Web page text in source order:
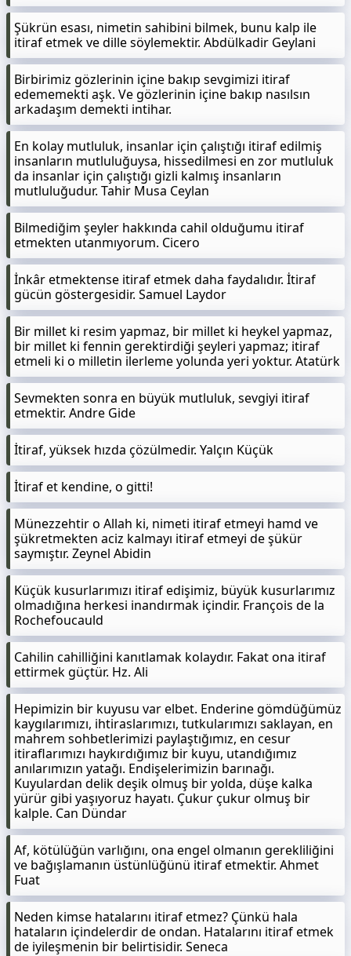
Şükrün esası, nimetin sahibini bilmek, bunu kalp ile
itiraf etmek ve dille söylemektir. Abdülkadir Geylani
Birbirimiz gözlerinin içine bakıp sevgimizi itiraf
edememekti aşk. Ve gözlerinin içine bakıp nasılsın
arkadaşım demekti intihar.
En kolay mutluluk, insanlar için çalıştığı itiraf edilmiş
insanların mutluluğuysa, hissedilmesi en zor mutluluk
da insanlar için çalıştığı gizli kalmış insanların
mutluluğudur. Tahir Musa Ceylan
Bilmediğim şeyler hakkında cahil olduğumu itiraf
etmekten utanmıyorum. Cicero
İnkâr etmektense itiraf etmek daha faydalıdır. İtiraf
gücün göstergesidir. Samuel Laydor
Bir millet ki resim yapmaz, bir millet ki heykel yapmaz,
bir millet ki fennin gerektirdiği şeyleri yapmaz; itiraf
etmeli ki o milletin ilerleme yolunda yeri yoktur. Atatürk
Sevmekten sonra en büyük mutluluk, sevgiyi itiraf
etmektir. Andre Gide
İtiraf, yüksek hızda çözülmedir. Yalçın Küçük
İtiraf et kendine, o gitti!
Münezzehtir o Allah ki, nimeti itiraf etmeyi hamd ve
şükretmekten aciz kalmayı itiraf etmeyi de şükür
saymıştır. Zeynel Abidin
Küçük kusurlarımızı itiraf edişimiz, büyük kusurlarımız
olmadığına herkesi inandırmak içindir. François de la
Rochefoucauld
Cahilin cahilliğini kanıtlamak kolaydır. Fakat ona itiraf
ettirmek güçtür. Hz. Ali
Hepimizin bir kuyusu var elbet. Enderine gömdüğümüz
kaygılarımızı, ihtiraslarımızı, tutkularımızı saklayan, en
mahrem sohbetlerimizi paylaştığımız, en cesur
itiraflarımızı haykırdığımız bir kuyu, utandığımız
anılarımızın yatağı. Endişelerimizin barınağı.
Kuyulardan delik deşik olmuş bir yolda, düşe kalka
yürür gibi yaşıyoruz hayatı. Çukur çukur olmuş bir
kalple. Can Dündar
Af, kötülüğün varlığını, ona engel olmanın gerekliliğini
ve bağışlamanın üstünlüğünü itiraf etmektir. Ahmet
Fuat
Neden kimse hatalarını itiraf etmez? Çünkü hala
hataların içindelerdir de ondan. Hatalarını itiraf etmek
de iyileşmenin bir belirtisidir. Seneca